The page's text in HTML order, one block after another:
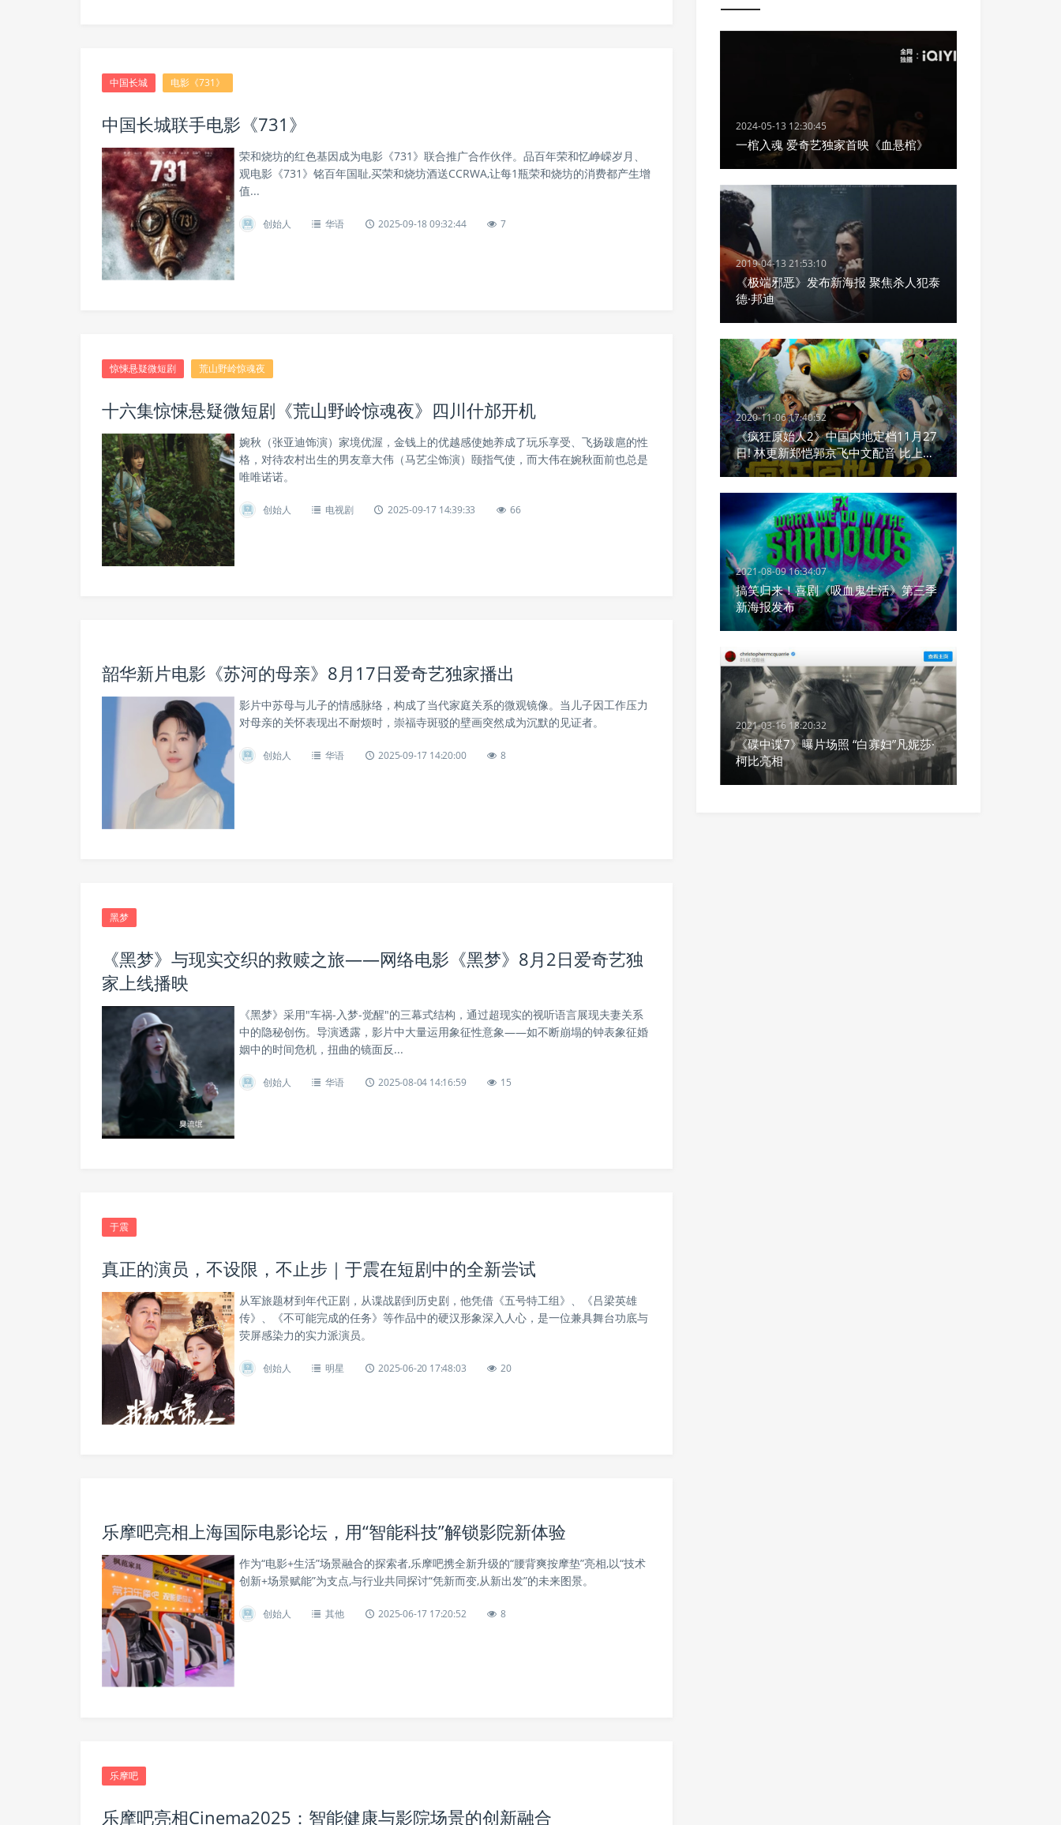
中国长城 电影《731》
中国长城联手电影《731》
荣和烧坊的红色基因成为电影《731》联合推广合作伙伴。品百年荣和忆峥嵘岁月、
观电影《731》铭百年国耻,买荣和烧坊酒送CCRWA,让每1瓶荣和烧坊的消费都产生增
值...
创始人 华语 2025-09-18 09:32:44 7
惊悚悬疑微短剧 荒山野岭惊魂夜
十六集惊悚悬疑微短剧《荒山野岭惊魂夜》四川什邡开机
婉秋（张亚迪饰演）家境优渥，金钱上的优越感使她养成了玩乐享受、飞扬跋扈的性
格，对待农村出生的男友章大伟（马艺尘饰演）颐指气使，而大伟在婉秋面前也总是
唯唯诺诺。
创始人 电视剧 2025-09-17 14:39:33 66
韶华新片电影《苏河的母亲》8月17日爱奇艺独家播出
影片中苏母与儿子的情感脉络，构成了当代家庭关系的微观镜像。当儿子因工作压力
对母亲的关怀表现出不耐烦时，崇福寺斑驳的壁画突然成为沉默的见证者。
创始人 华语 2025-09-17 14:20:00 8
黑梦
《黑梦》与现实交织的救赎之旅——网络电影《黑梦》8月2日爱奇艺独
家上线播映
《黑梦》采用"车祸-入梦-觉醒"的三幕式结构，通过超现实的视听语言展现夫妻关系
中的隐秘创伤。导演透露，影片中大量运用象征性意象——如不断崩塌的钟表象征婚
姻中的时间危机，扭曲的镜面反...
创始人 华语 2025-08-04 14:16:59 15
于震
真正的演员，不设限，不止步｜于震在短剧中的全新尝试
从军旅题材到年代正剧，从谍战剧到历史剧，他凭借《五号特工组》、《吕梁英雄
传》、《不可能完成的任务》等作品中的硬汉形象深入人心，是一位兼具舞台功底与
荧屏感染力的实力派演员。
创始人 明星 2025-06-20 17:48:03 20
乐摩吧亮相上海国际电影论坛，用“智能科技”解锁影院新体验
作为“电影+生活”场景融合的探索者,乐摩吧携全新升级的“腰背爽按摩垫”亮相,以“技术
创新+场景赋能”为支点,与行业共同探讨“凭新而变,从新出发”的未来图景。
创始人 其他 2025-06-17 17:20:52 8
乐摩吧
乐摩吧亮相Cinema2025：智能健康与影院场景的创新融合
2024-05-13 12:30:45
一棺入魂 爱奇艺独家首映《血悬棺》
2019-04-13 21:53:10
《极端邪恶》发布新海报 聚焦杀人犯泰
德·邦迪
2020-11-06 17:40:52
《疯狂原始人2》中国内地定档11月27
日! 林更新郑恺郭京飞中文配音 比上集
更疯!
2021-08-09 16:34:07
搞笑归来！喜剧《吸血鬼生活》第三季
新海报发布
2021-03-16 18:20:32
《碟中谍7》曝片场照 “白寡妇”凡妮莎·
柯比亮相